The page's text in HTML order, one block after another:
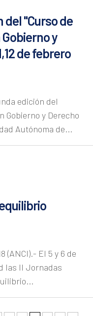
del "Curso de
y
de febrero
edición del
Gobierno y Derecho
Autónoma de...
(ANCI).- El 5 y 6 de
las II Jornadas